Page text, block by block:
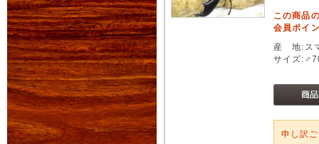
この商品
会員ポイ
産 地:ス
サイズ
申し訳